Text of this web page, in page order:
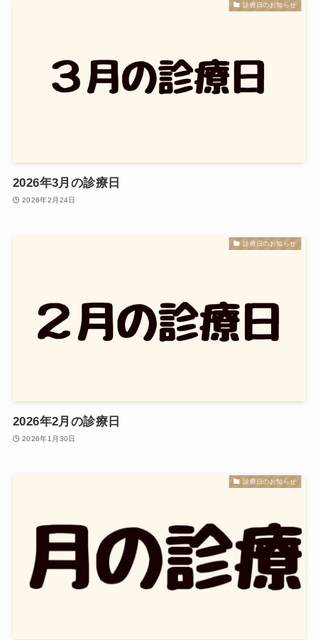
診療日のお知らせ
2026年3月の診療日
2026年2月24日
診療日のお知らせ
2026年2月の診療日
2026年1月30日
診療日のお知らせ